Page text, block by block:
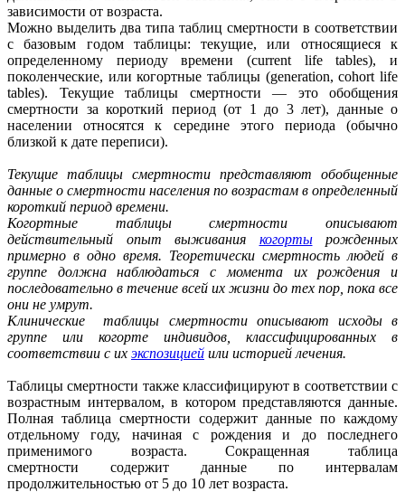
зависимости от возраста.
Можно выделить два типа таблиц смертности в соответствии
с базовым годом таблицы: текущие, или относящиеся к
определенному периоду времени (current life tables), и
поколенческие, или когортные таблицы (generation, cohort life
tables). Текущие таблицы смертности — это обобщения
смертности за короткий период (от 1 до 3 лет), данные о
населении относятся к середине этого периода (обычно
близкой к дате переписи).
Текущие таблицы смертности представляют обобщенные
данные о смертности населения по возрастам в определенный
короткий период времени.
Когортные таблицы смертностиописывают
действительный опыт выживания когортырожденных
примерно в одно время. Теоретически смертность людей в
группе должна наблюдаться с момента их рождения и
последовательно в течение всей их жизни до тех пор, пока все
они не умрут.
Клинические
таблицы смертности описывают исходы в
группе или когорте индивидов, классифицированных в
соответствии с их экспозицией или историей лечения.
Таблицы смертности также классифицируют в соответствии с
возрастным интервалом, в котором представляются данные.
Полная таблица смертности содержит данные по каждому
отдельному году, начиная с рождения и до последнего
применимого возраста. Сокращенная таблица
смертности содержит данные по интервалам
продолжительностью от 5 до 10 лет возраста.